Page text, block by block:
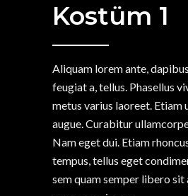
Kostüm 1
Aliquam lorem ante,
feugiat a, tellus. Phasellus
metus varius laoreet. Etiam
augue. Curabitur
Nam eget dui. Etiam
tempus, tellus eget
sem quam semper libero